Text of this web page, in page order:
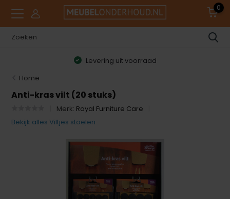
0
9.0 klanttevredenheid
Home
Anti-kras vilt (20 stuks)
Merk: Royal Furniture Care
Bekijk alles Viltjes stoelen